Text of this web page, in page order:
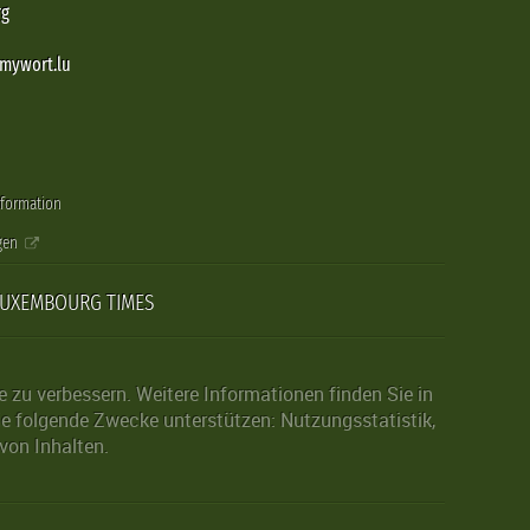
TIMES
verbessern. Weitere Informationen finden Sie in
folgende Zwecke unterstützen: Nutzungsstatistik,
Inhalten.